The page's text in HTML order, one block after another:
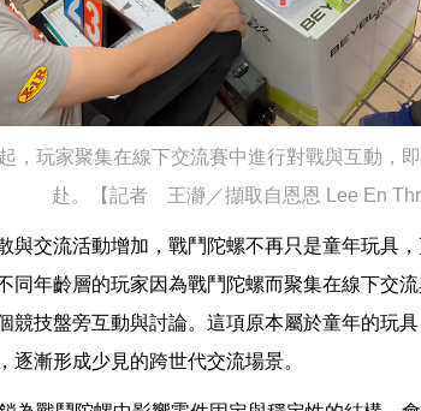
，玩家聚集在線下交流賽中進行對戰與互動，
赴。【記者 王瀞／擷取自恩恩 Lee En
與交流活動增加，戰鬥陀螺不再只是童年玩具
同年齡層的玩家因為戰鬥陀螺而聚集在線下交
競技盤旁互動與討論。這項原本屬於童年的玩
逐漸形成少見的跨世代交流場景。